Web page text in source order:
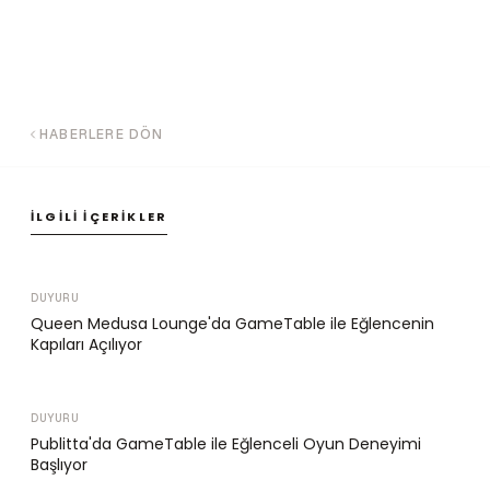
HABERLERE DÖN
İLGILI İÇERIKLER
DUYURU
Queen Medusa Lounge'da GameTable ile Eğlencenin
Kapıları Açılıyor
DUYURU
Publitta'da GameTable ile Eğlenceli Oyun Deneyimi
Başlıyor